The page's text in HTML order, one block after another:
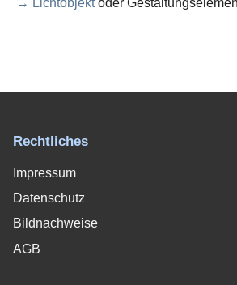
Rechtliches
Impressum
Datenschutz
Bildnachweise
AGB